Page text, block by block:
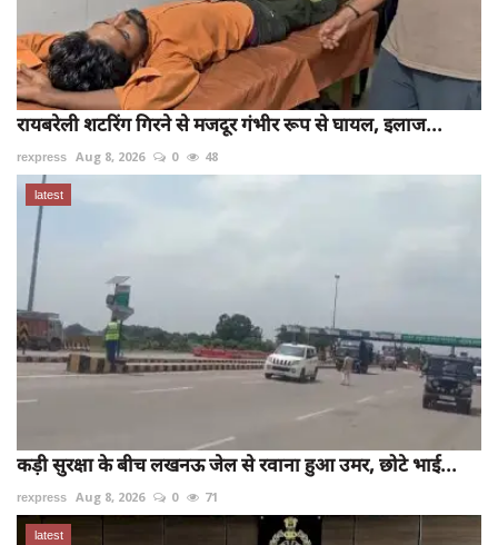
रायबरेली शटरिंग गिरने से मजदूर गंभीर रूप से घायल, इलाज...
rexpress Aug 8, 2026 0 48
latest
कड़ी सुरक्षा के बीच लखनऊ जेल से रवाना हुआ उमर, छोटे भाई...
rexpress Aug 8, 2026 0 71
latest